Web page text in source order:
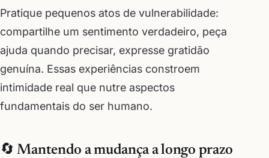
Pratique pequenos atos de vulnerabilidade:
compartilhe um sentimento verdadeiro, peça
ajuda quando precisar, expresse gratidão
genuína. Essas experiências constroem
intimidade real que nutre aspectos
fundamentais do ser humano.
🔄 Mantendo a mudança a longo prazo